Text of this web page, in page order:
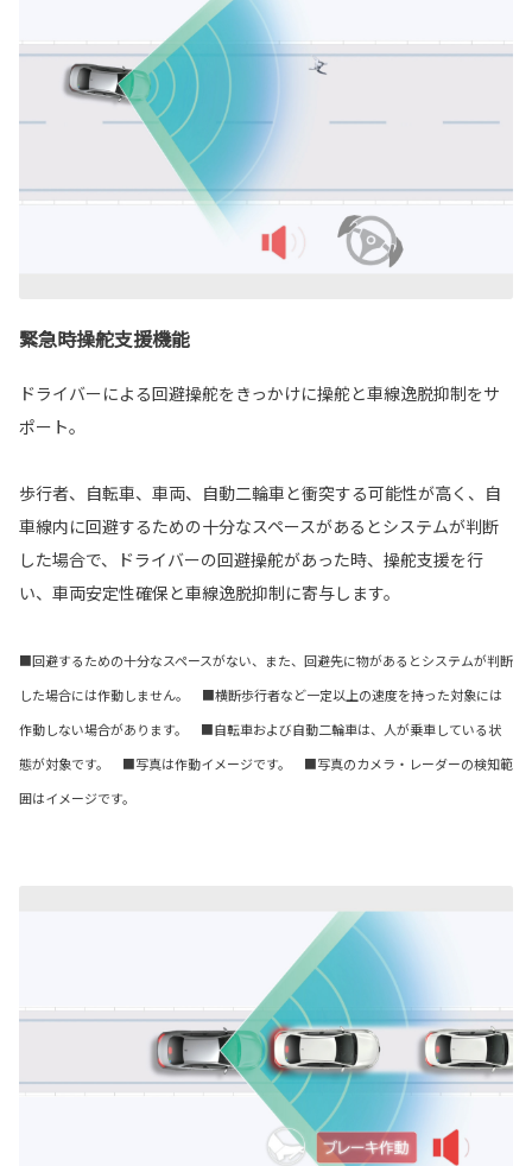
緊急時操舵支援機能
ドライバーによる回避操舵をきっかけに操舵と車線逸脱抑制をサ
ポート。
歩行者、自転車、車両、自動二輪車と衝突する可能性が高く、自
車線内に回避するための十分なスペースがあるとシステムが判断
した場合で、ドライバーの回避操舵があった時、操舵支援を行
い、車両安定性確保と車線逸脱抑制に寄与します。
■回避するための十分なスペースがない、また、回避先に物があるとシステムが判断
した場合には作動しません。 ■横断歩行者など一定以上の速度を持った対象には
作動しない場合があります。 ■自転車および自動二輪車は、人が乗車している状
態が対象です。 ■写真は作動イメージです。 ■写真のカメラ・レーダーの検知範
囲はイメージです。